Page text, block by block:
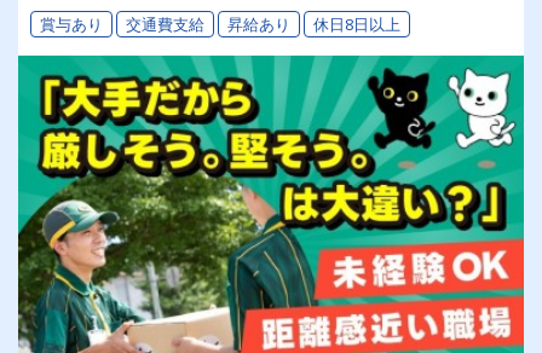
賞与あり 交通費支給 昇給あり 休日8日以上